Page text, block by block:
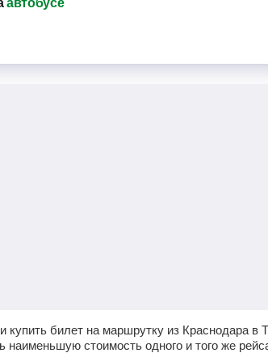
автобусе
купить билет на маршрутку из Краснодара
наименьшую стоимость одного и того же